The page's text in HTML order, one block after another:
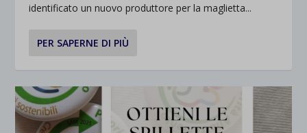
identificato un nuovo produttore per la maglietta...
PER SAPERNE DI PIÙ